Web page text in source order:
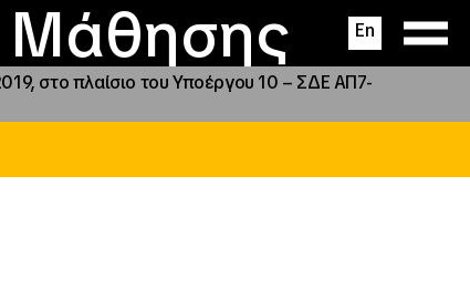
Μάθησης En
στο πλαίσιο του Υποέργου 10 – ΣΔΕ ΑΠ7-